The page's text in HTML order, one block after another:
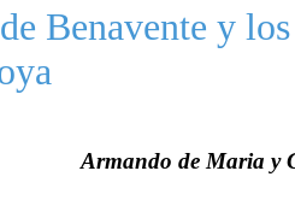
Benavente y
Armando de Maria y